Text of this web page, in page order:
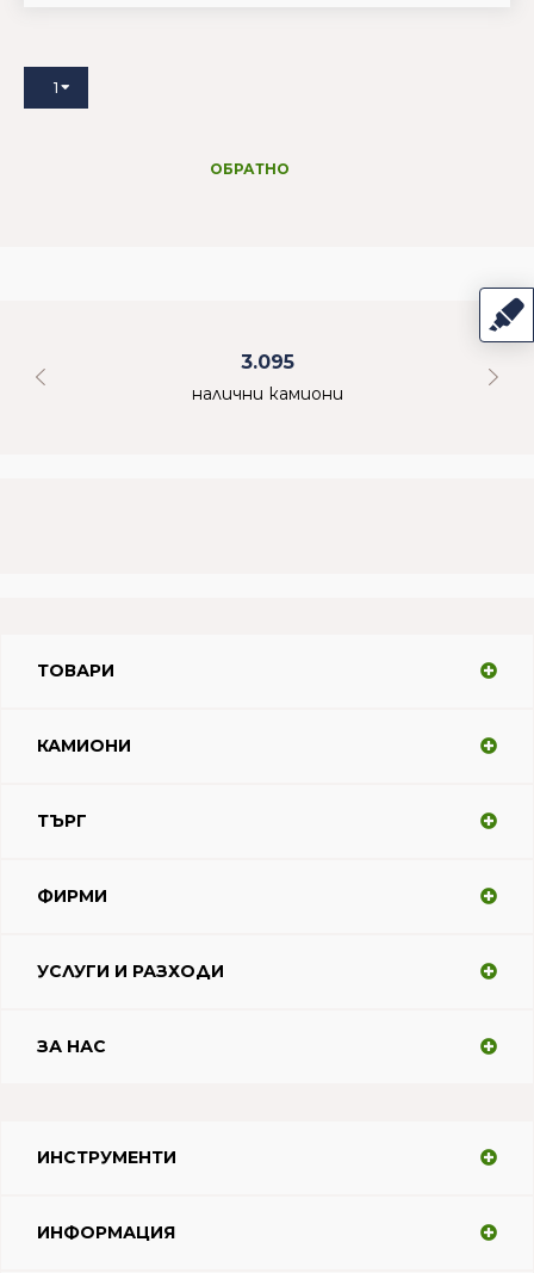
1
ОБРАТНО
3.095
налични камиони
ТОВАРИ
КАМИОНИ
ТЪРГ
ФИРМИ
УСЛУГИ И РАЗХОДИ
ЗА НАС
ИНСТРУМЕНТИ
ИНФОРМАЦИЯ